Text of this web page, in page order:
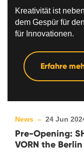
Kreativität ist
dem Gespür für
für Innovationen.
Erfahre
News – 24 Jun
Pre-Opening:
VORN the